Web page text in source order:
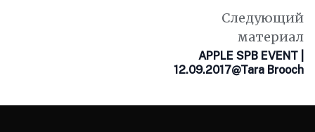
Следующий
материал
APPLE SPB EVENT |
12.09.2017@Tara Brooch